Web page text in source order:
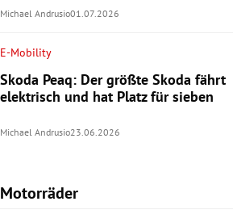
Michael Andrusio01.07.2026
E-Mobility
Skoda Peaq: Der größte Skoda fährt
elektrisch und hat Platz für sieben
Michael Andrusio23.06.2026
Motorräder